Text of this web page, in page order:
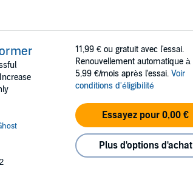
11,99 € ou gratuit avec l'essai.
Renouvellement automatique à
5,99 €/mois après l'essai. Voir
conditions d'éligibilité
Essayez pour 0,00 €
Plus d'options d'achat